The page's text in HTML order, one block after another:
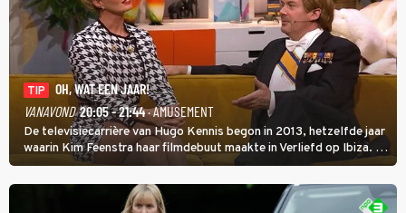
TIP
OH, WAT EEN JAAR!
VANAVOND 20:05 - 21:44· AMUSEMENT
De televisiecarrière van Hugo Kennis begon in 2013, hetzelfde jaar
waarin Kim Feenstra haar filmdebuut maakte in Verliefd op Ibiza. In
Oh, Wat een Jaar! wordt duidelijk wat ze nog meer weten van het
jaar waarin ze allebei eindtwintigers waren.